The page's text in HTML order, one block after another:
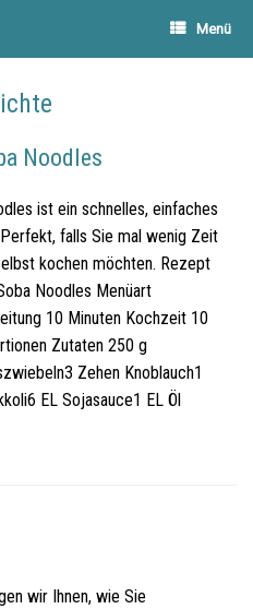
Menü
Noodles
ist ein schnelles, einfaches
falls Sie mal wenig Zeit
kochen möchten. Rezept
Noodles Menüart
10 Minuten Kochzeit 10
Zutaten 250 g
Zehen Knoblauch1
EL Sojasauce1 EL Öl
wir Ihnen, wie Sie